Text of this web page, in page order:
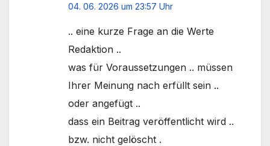
04. 06. 2026 um 23:57 Uhr
.. eine kurze Frage an die Werte
Redaktion ..
was für Voraussetzungen .. müssen
Ihrer Meinung nach erfüllt sein ..
oder angefügt ..
dass ein Beitrag veröffentlicht wird ..
bzw. nicht gelöscht .